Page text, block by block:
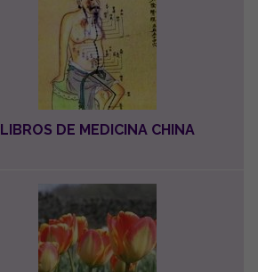
LIBROS DE MEDICINA CHINA